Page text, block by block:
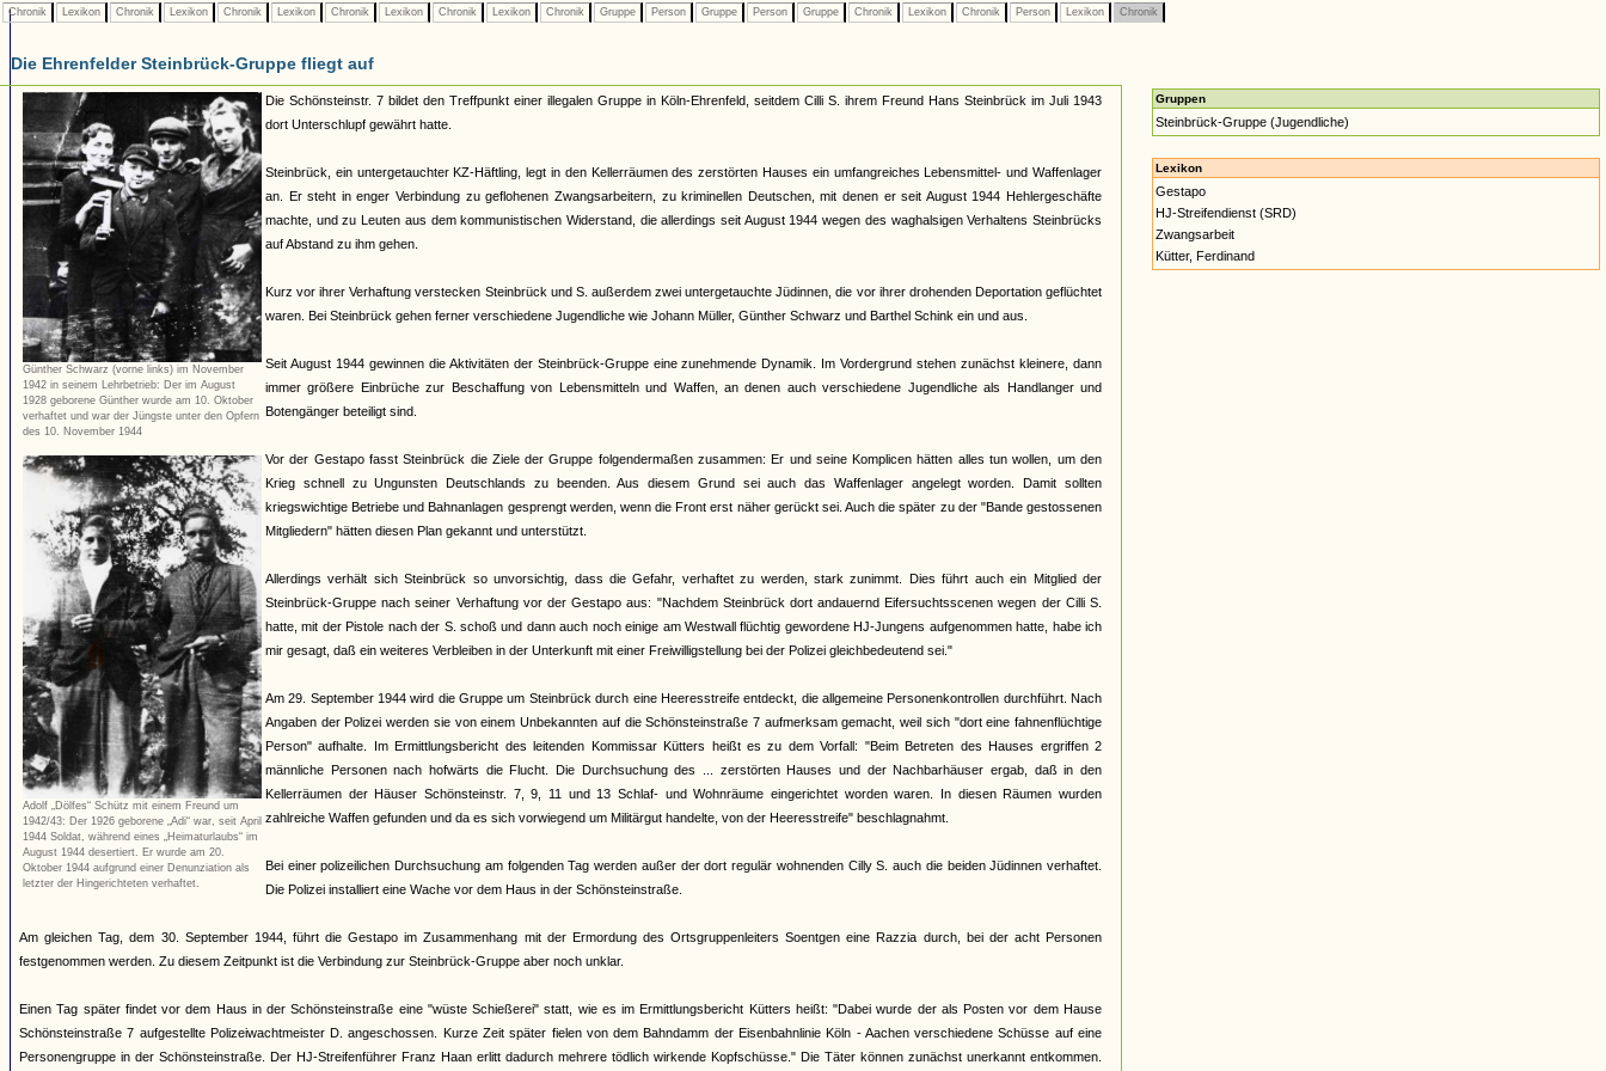
Chronik Lexikon Chronik Lexikon Chronik Lexikon Chronik Lexikon Chronik Lexikon Chronik Gruppe Person Gruppe Person Gruppe Chronik Lexikon Chronik Person Lexikon Chronik
Die Ehrenfelder Steinbrück-Gruppe fliegt auf
Günther Schwarz (vorne links) im November
1942 in seinem Lehrbetrieb: Der im August
1928 geborene Günther wurde am 10. Oktober
verhaftet und war der Jüngste unter den Opfern
des 10. November 1944
Adolf „Dölfes“ Schütz mit einem Freund um
1942/43: Der 1926 geborene „Adi“ war, seit April
1944 Soldat, während eines „Heimaturlaubs“ im
August 1944 desertiert. Er wurde am 20.
Oktober 1944 aufgrund einer Denunziation als
letzter der Hingerichteten verhaftet.
Die Schönsteinstr. 7 bildet den Treffpunkt einer illegalen Gruppe in Köln-Ehrenfeld, seitdem Cilli S. ihrem Freund Hans Steinbrück im Juli 1943
dort Unterschlupf gewährt hatte.
Steinbrück, ein untergetauchter KZ-Häftling, legt in den Kellerräumen des zerstörten Hauses ein umfangreiches Lebensmittel- und Waffenlager
an. Er steht in enger Verbindung zu geflohenen Zwangsarbeitern, zu kriminellen Deutschen, mit denen er seit August 1944 Hehlergeschäfte
machte, und zu Leuten aus dem kommunistischen Widerstand, die allerdings seit August 1944 wegen des waghalsigen Verhaltens Steinbrücks
auf Abstand zu ihm gehen.
Kurz vor ihrer Verhaftung verstecken Steinbrück und S. außerdem zwei untergetauchte Jüdinnen, die vor ihrer drohenden Deportation geflüchtet
waren. Bei Steinbrück gehen ferner verschiedene Jugendliche wie Johann Müller, Günther Schwarz und Barthel Schink ein und aus.
Seit August 1944 gewinnen die Aktivitäten der Steinbrück-Gruppe eine zunehmende Dynamik. Im Vordergrund stehen zunächst kleinere, dann
immer größere Einbrüche zur Beschaffung von Lebensmitteln und Waffen, an denen auch verschiedene Jugendliche als Handlanger und
Botengänger beteiligt sind.
Vor der Gestapo fasst Steinbrück die Ziele der Gruppe folgendermaßen zusammen: Er und seine Komplicen hätten alles tun wollen, um den
Krieg schnell zu Ungunsten Deutschlands zu beenden. Aus diesem Grund sei auch das Waffenlager angelegt worden. Damit sollten
kriegswichtige Betriebe und Bahnanlagen gesprengt werden, wenn die Front erst näher gerückt sei. Auch die später zu der "Bande gestossenen
Mitgliedern" hätten diesen Plan gekannt und unterstützt.
Allerdings verhält sich Steinbrück so unvorsichtig, dass die Gefahr, verhaftet zu werden, stark zunimmt. Dies führt auch ein Mitglied der
Steinbrück-Gruppe nach seiner Verhaftung vor der Gestapo aus: "Nachdem Steinbrück dort andauernd Eifersuchtsscenen wegen der Cilli S.
hatte, mit der Pistole nach der S. schoß und dann auch noch einige am Westwall flüchtig gewordene HJ-Jungens aufgenommen hatte, habe ich
mir gesagt, daß ein weiteres Verbleiben in der Unterkunft mit einer Freiwilligstellung bei der Polizei gleichbedeutend sei."
Am 29. September 1944 wird die Gruppe um Steinbrück durch eine Heeresstreife entdeckt, die allgemeine Personenkontrollen durchführt. Nach
Angaben der Polizei werden sie von einem Unbekannten auf die Schönsteinstraße 7 aufmerksam gemacht, weil sich "dort eine fahnenflüchtige
Person" aufhalte. Im Ermittlungsbericht des leitenden Kommissar Kütters heißt es zu dem Vorfall: "Beim Betreten des Hauses ergriffen 2
männliche Personen nach hofwärts die Flucht. Die Durchsuchung des ... zerstörten Hauses und der Nachbarhäuser ergab, daß in den
Kellerräumen der Häuser Schönsteinstr. 7, 9, 11 und 13 Schlaf- und Wohnräume eingerichtet worden waren. In diesen Räumen wurden
zahlreiche Waffen gefunden und da es sich vorwiegend um Militärgut handelte, von der Heeresstreife" beschlagnahmt.
Bei einer polizeilichen Durchsuchung am folgenden Tag werden außer der dort regulär wohnenden Cilly S. auch die beiden Jüdinnen verhaftet.
Die Polizei installiert eine Wache vor dem Haus in der Schönsteinstraße.
Am gleichen Tag, dem 30. September 1944, führt die Gestapo im Zusammenhang mit der Ermordung des Ortsgruppenleiters Soentgen eine Razzia durch, bei der acht Personen
festgenommen werden. Zu diesem Zeitpunkt ist die Verbindung zur Steinbrück-Gruppe aber noch unklar.
Einen Tag später findet vor dem Haus in der Schönsteinstraße eine "wüste Schießerei" statt, wie es im Ermittlungsbericht Kütters heißt: "Dabei wurde der als Posten vor dem Hause
Schönsteinstraße 7 aufgestellte Polizeiwachtmeister D. angeschossen. Kurze Zeit später fielen von dem Bahndamm der Eisenbahnlinie Köln - Aachen verschiedene Schüsse auf eine
Personengruppe in der Schönsteinstraße. Der HJ-Streifenführer Franz Haan erlitt dadurch mehrere tödlich wirkende Kopfschüsse." Die Täter können zunächst unerkannt entkommen.
Gruppen
Steinbrück-Gruppe (Jugendliche)
Lexikon
Gestapo
HJ-Streifendienst (SRD)
Zwangsarbeit
Kütter, Ferdinand